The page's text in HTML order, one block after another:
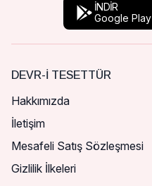
İNDİR
Google Play
DEVR-I TESETTÜR
Hakkımızda
İletişim
Mesafeli Satış Sözleşmesi
Gizlilik İlkeleri